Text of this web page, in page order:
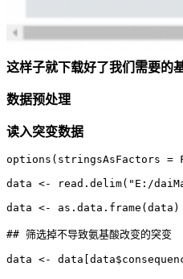
这样子就下载好了我们需要的
数据预处理
读入突变数据
options(stringsAsFactors =
data <- read.delim("E:/
data <- as.data.frame(data)
## 筛选掉不导致氨基酸改变的突变
data <-